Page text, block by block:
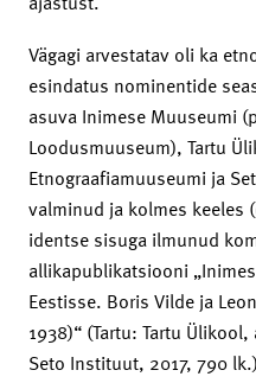
Vägagi arvestatav oli ka
esindatus nominentide
asuva Inimese Muuseumi
Loodusmuuseum), Tartu
Etnograafiamuuseumi ja
valminud ja kolmes keeles
identse sisuga ilmunud
allikapublikatsiooni
Eestisse. Boris Vilde ja
1938)“ (Tartu: Tartu
Seto Instituut, 2017, 790